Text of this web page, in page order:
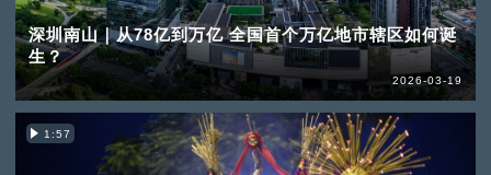
深圳南山｜从78亿到万亿 全国首个万亿地市辖区如何诞
生？
2026-03-19
1:57